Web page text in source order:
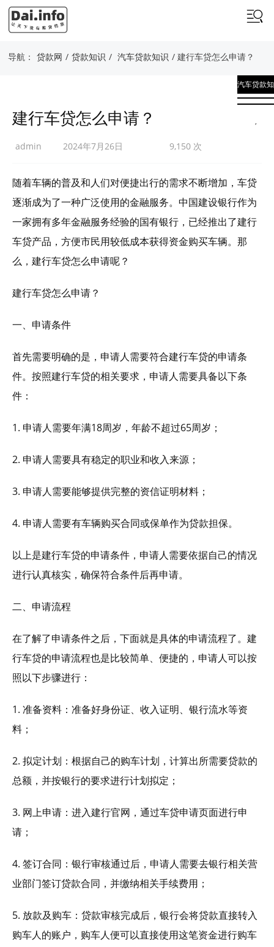
导航： 贷款网 / 贷款知识 / 汽车贷款知识 / 建行车贷怎么申请？
汽车贷款知
识
,
建行车贷怎么申请？
admin 2024年7月26日 9,150 次
随着车辆的普及和人们对便捷出行的需求不断增加，车贷
逐渐成为了一种广泛使用的金融服务。中国建设银行作为
一家拥有多年金融服务经验的国有银行，已经推出了建行
车贷产品，方便市民用较低成本获得资金购买车辆。那
么，建行车贷怎么申请呢？
建行车贷怎么申请？
一、申请条件
首先需要明确的是，申请人需要符合建行车贷的申请条
件。按照建行车贷的相关要求，申请人需要具备以下条
件：
1. 申请人需要年满18周岁，年龄不超过65周岁；
2. 申请人需要具有稳定的职业和收入来源；
3. 申请人需要能够提供完整的资信证明材料；
4. 申请人需要有车辆购买合同或保单作为贷款担保。
以上是建行车贷的申请条件，申请人需要依据自己的情况
进行认真核实，确保符合条件后再申请。
二、申请流程
在了解了申请条件之后，下面就是具体的申请流程了。建
行车贷的申请流程也是比较简单、便捷的，申请人可以按
照以下步骤进行：
1. 准备资料：准备好身份证、收入证明、银行流水等资
料；
2. 拟定计划：根据自己的购车计划，计算出所需要贷款的
总额，并按银行的要求进行计划拟定；
3. 网上申请：进入建行官网，通过车贷申请页面进行申
请；
4. 签订合同：银行审核通过后，申请人需要去银行相关营
业部门签订贷款合同，并缴纳相关手续费用；
5. 放款及购车：贷款审核完成后，银行会将贷款直接转入
购车人的账户，购车人便可以直接使用这笔资金进行购车